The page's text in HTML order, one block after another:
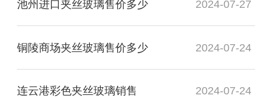
池州进口夹丝玻璃售价多少 2024-07-27
铜陵商场夹丝玻璃售价多少 2024-07-24
连云港彩色夹丝玻璃销售 2024-07-24